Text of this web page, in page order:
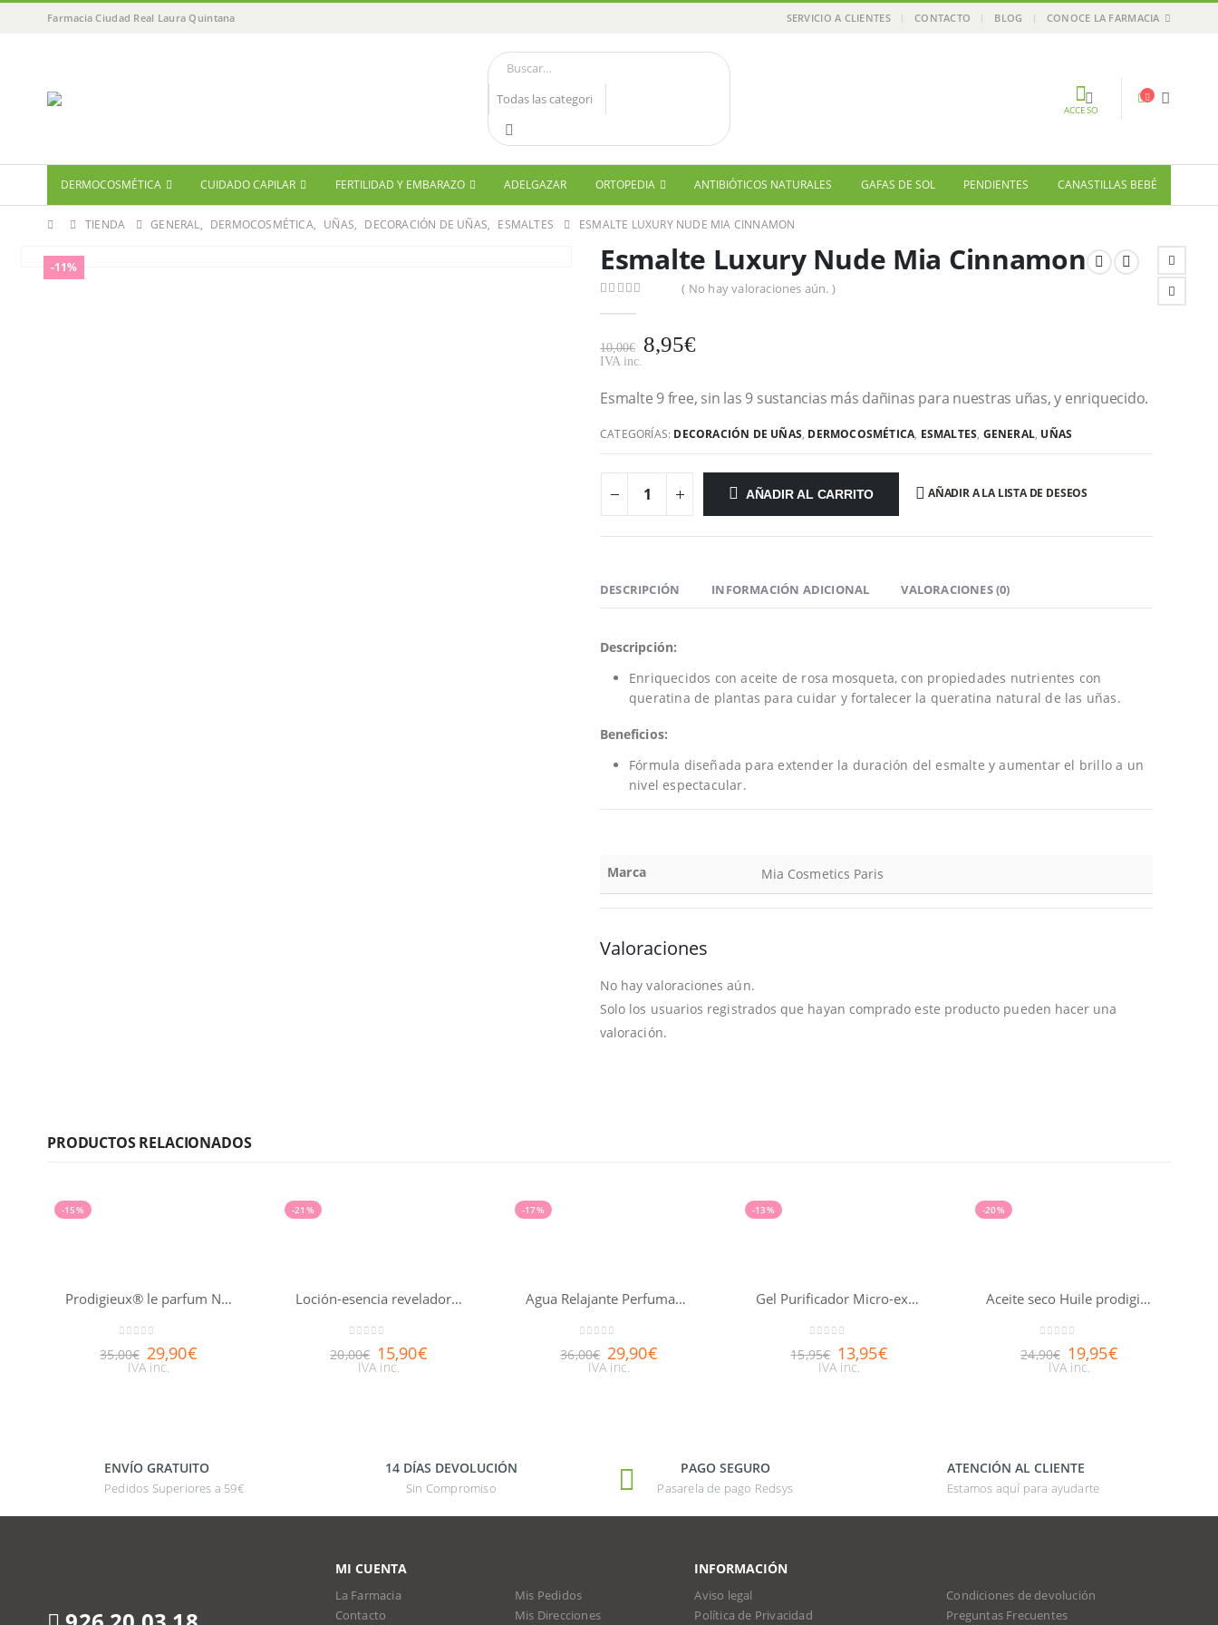
Farmacia Ciudad Real Laura Quintana SERVICIO A CLIENTES CONTACTO BLOG CONOCE LA FARMACIA
ACCESO
DERMOCOSMÉTICA CUIDADO CAPILAR FERTILIDAD Y EMBARAZO ADELGAZAR ORTOPEDIA ANTIBIÓTICOS NATURALES GAFAS DE SOL PENDIENTES CANASTILLAS BEBÉ
TIENDA GENERAL, DERMOCOSMÉTICA, UÑAS, DECORACIÓN DE UÑAS, ESMALTES ESMALTE LUXURY NUDE MIA CINNAMON
-11% Esmalte Luxury Nude Mia Cinnamon
( No hay valoraciones aún. )
10,00€ 8,95€
IVA inc.
Esmalte 9 free, sin las 9 sustancias más dañinas para nuestras uñas, y enriquecido.
CATEGORÍAS: DECORACIÓN DE UÑAS, DERMOCOSMÉTICA, ESMALTES, GENERAL, UÑAS
AÑADIR AL CARRITO AÑADIR A LA LISTA DE DESEOS
DESCRIPCIÓN INFORMACIÓN ADICIONAL VALORACIONES (0)
Descripción:
Enriquecidos con aceite de rosa mosqueta, con propiedades nutrientes con
queratina de plantas para cuidar y fortalecer la queratina natural de las uñas.
Beneficios:
Fórmula diseñada para extender la duración del esmalte y aumentar el brillo a un
nivel espectacular.
Marca Mia Cosmetics Paris
Valoraciones
No hay valoraciones aún.
Solo los usuarios registrados que hayan comprado este producto pueden hacer una
valoración.
PRODUCTOS RELACIONADOS
-15%
Prodigieux® le parfum NUXE 30ml
35,00€ 29,90€
IVA inc.
-21%
Loción-esencia reveladora de belleza Aquabella®
20,00€ 15,90€
IVA inc.
-17%
Agua Relajante Perfumada NUXE body 100ml
36,00€ 29,90€
IVA inc.
-13%
Gel Purificador Micro-exfoliante de uso diario Aquabella® 150ml
15,95€ 13,95€
IVA inc.
-20%
Aceite seco Huile prodigieuse® NUXE 50ml
24,90€ 19,95€
IVA inc.
ENVÍO GRATUITO
Pedidos Superiores a 59€
14 DÍAS DEVOLUCIÓN
Sin Compromiso
PAGO SEGURO
Pasarela de pago Redsys
ATENCIÓN AL CLIENTE
Estamos aquí para ayudarte
MI CUENTA
La Farmacia
Contacto
Mis Pedidos
Mis Direcciones
INFORMACIÓN
Aviso legal
Política de Privacidad
Condiciones de devolución
Preguntas Frecuentes